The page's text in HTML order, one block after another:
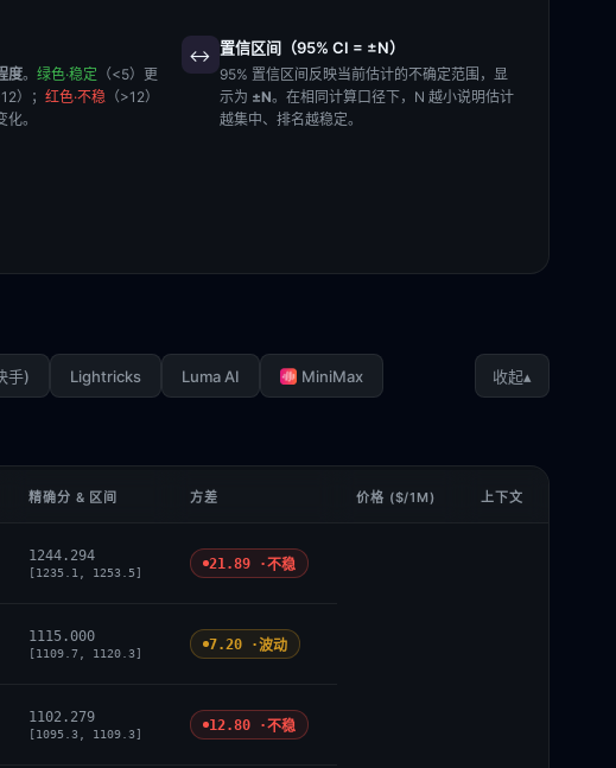
度。 绿色·稳定 （<5）更
）； 红色·不稳 （>12）
。
↔️ 置信区间（95% CI = ±N）
95% 置信区间反映当前估计的不确定范围，显
示为 ±N。在相同计算口径下，N 越小说明估计
越集中、排名越稳定。
手) Lightricks Luma AI MiniMax 收起▴
精确分 & 区间 方差 价格 ($/1M) 上下文
1244.294
[1235.1, 1253.5]
21.89 ·不稳
1115.000
[1109.7, 1120.3]
7.20 ·波动
1102.279
[1095.3, 1109.3]
12.80 ·不稳